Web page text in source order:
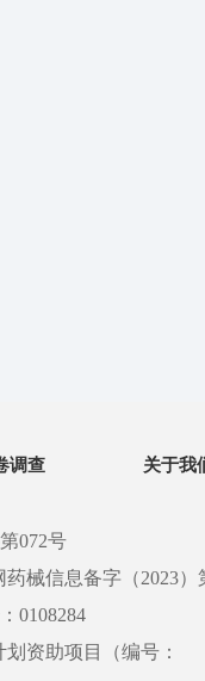
调查 关于我
072号
械信息备字（2023）
0108284
资助项目（编号：